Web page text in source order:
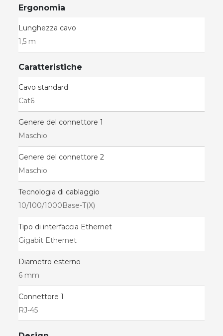
Ergonomia
Lunghezza cavo
1,5 m
Caratteristiche
Cavo standard
Cat6
Genere del connettore 1
Maschio
Genere del connettore 2
Maschio
Tecnologia di cablaggio
10/100/1000Base-T(X)
Tipo di interfaccia Ethernet
Gigabit Ethernet
Diametro esterno
6 mm
Connettore 1
RJ-45